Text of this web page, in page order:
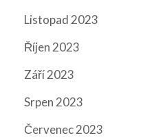
Listopad 2023
Říjen 2023
Září 2023
Srpen 2023
Červenec 2023